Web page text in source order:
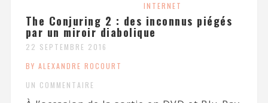
INTERNET
The Conjuring 2 : des inconnus piégés
par un miroir diabolique
22 SEPTEMBRE 2016
BY ALEXANDRE ROCOURT
UN COMMENTAIRE